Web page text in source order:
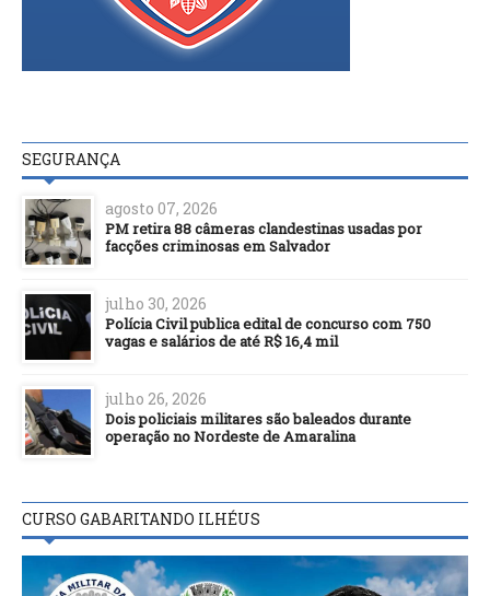
SEGURANÇA
agosto 07, 2026
PM retira 88 câmeras clandestinas usadas por
facções criminosas em Salvador
julho 30, 2026
Polícia Civil publica edital de concurso com 750
vagas e salários de até R$ 16,4 mil
julho 26, 2026
Dois policiais militares são baleados durante
operação no Nordeste de Amaralina
CURSO GABARITANDO ILHÉUS